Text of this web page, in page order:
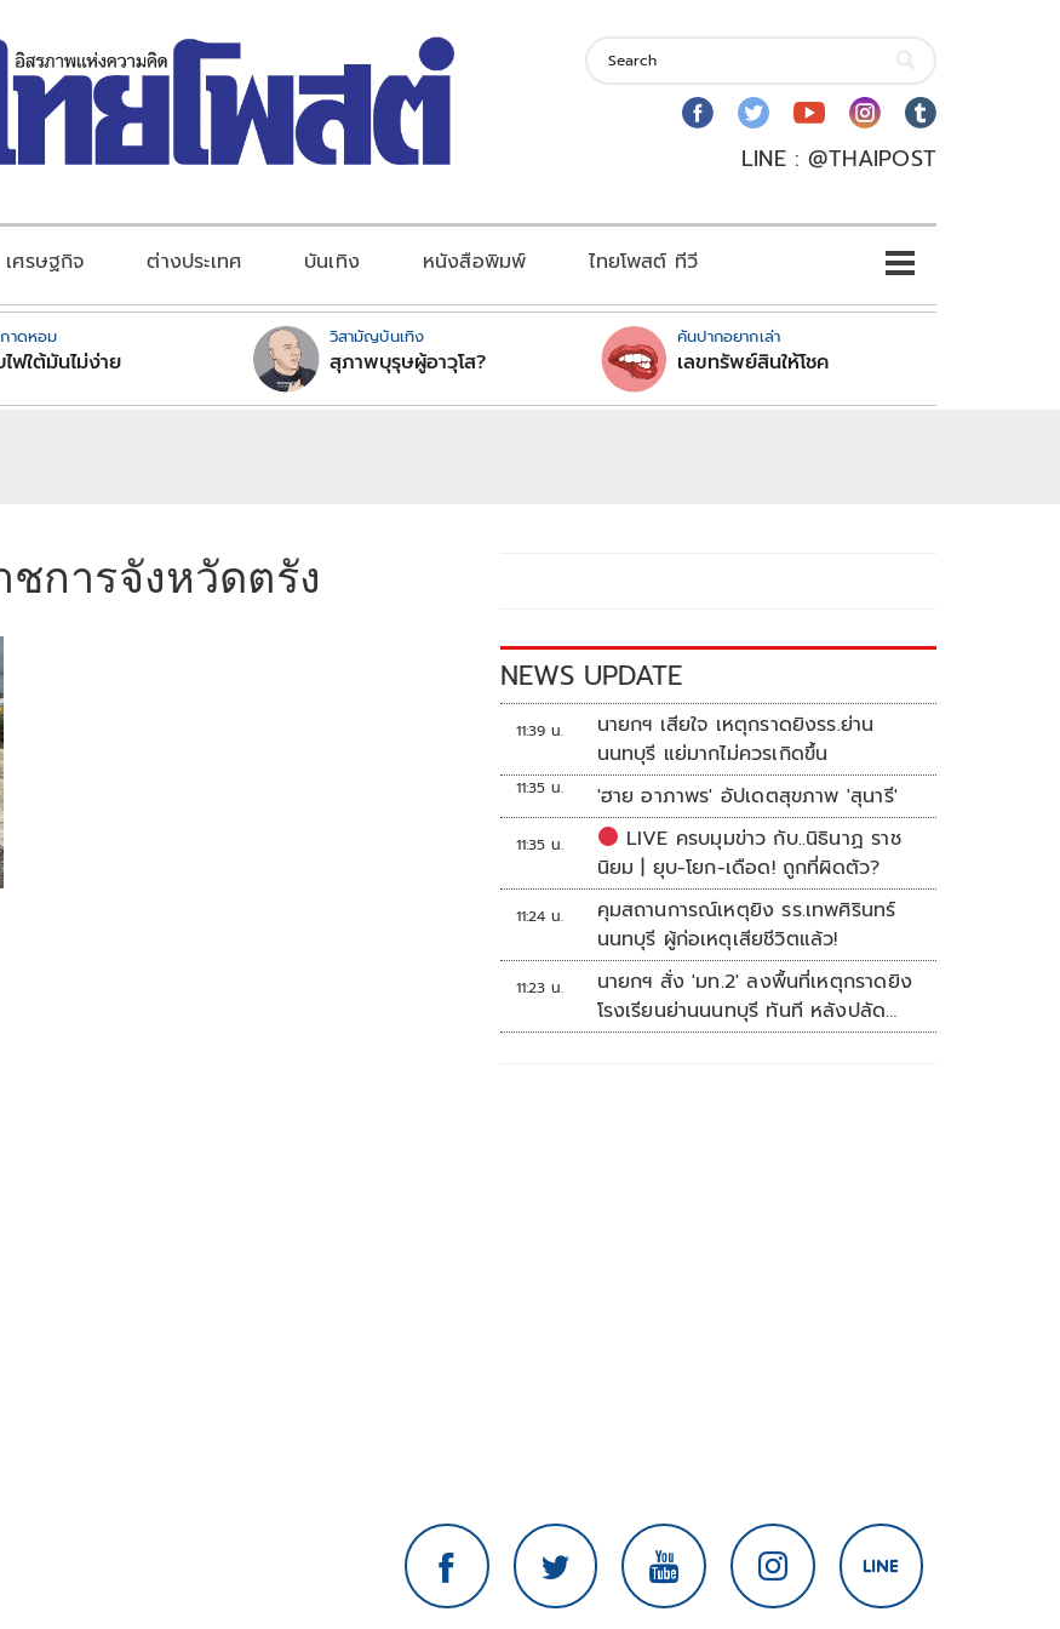
LINE : @THAIPOST
เศรษฐกิจ ต่างประเทศ บันเทิง หนังสือพิมพ์ ไทยโพสต์ ทีวี
าดหอม
ฟใต้มันไม่ง่าย
วิสามัญบันเทิง
สุภาพบุรุษผู้อาวุโส?
คันปากอยากเล่า
เลขทรัพย์สินให้โชค
ชการจังหวัดตรัง
NEWS UPDATE
11:39 น.
นายกฯ เสียใจ เหตุกราดยิงรร.ย่าน
นนทบุรี แย่มากไม่ควรเกิดขึ้น
11:35 น. 'ฮาย อาภาพร' อัปเดตสุขภาพ 'สุนารี'
11:35 น.
LIVE ครบมุมข่าว กับ..นิธินาฏ ราช
นิยม | ยุบ-โยก-เดือด! ถูกที่ผิดตัว?
11:24 น.
คุมสถานการณ์เหตุยิง รร.เทพศิรินทร์
นนทบุรี ผู้ก่อเหตุเสียชีวิตแล้ว!
11:23 น.
นายกฯ สั่ง 'มท.2' ลงพื้นที่เหตุกราดยิง
โรงเรียนย่านนนทบุรี ทันที หลังปลัด
มท.รายงานความคืบหน้า